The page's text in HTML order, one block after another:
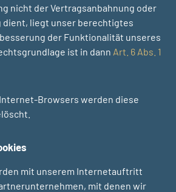
nicht der Vertragsanbahnung oder
dient, liegt unser berechtigtes
der Funktionalität unseres
ist in dann Art. 6 Abs. 1
Browsers werden diese
mit unserem Internetauftritt
mit denen wir